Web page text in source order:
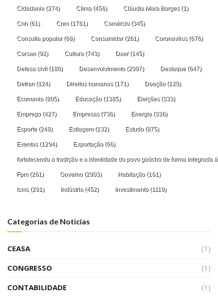
Cidadania (274) Clima (456) Cláudia Mara Borges(1)
Cnh (61) Cnm(1781) Comércio(345)
Consulta popular(68) Consumidor(261) Coronavírus(676)
Corsan (92) Cultura (743) Daer(145)
Defesa civil (180) Desenvolvimento(2097) Destaque (647)
Detran (124) Direitos humanos(171) Doação(120)
Economia (805) Educação(1385) Eleições(333)
Emprego(427) Empresas(736) Energia (336)
Esporte (248) Estiagem(132) Estudo(875)
Eventos(1294) Exportação(66)
fortalecendo a tradição e a identidade do povo gaúcho de forma
Fpm(261) Governo(2903) Habitação(161)
Icms(291) Indústria (452) Investimento(1119)
Categorias de Notícias
CEASA
(1)
CONGRESSO
(1)
CONTABILIDADE
(1)